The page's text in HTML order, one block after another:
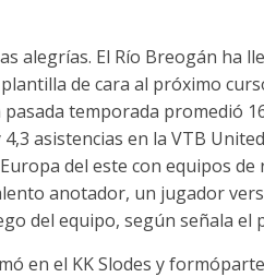
alegrías. El Río Breogán ha
de cara al próximo
temporada promedió
asistencias en la VTB
del este con equipos de
anotador, un jugador
del equipo, según señala el
en el KK Slodes y